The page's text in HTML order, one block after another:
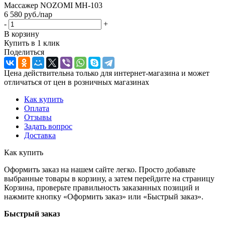
Массажер NOZOMI MH-103
6 580 руб./пар
-
+
В корзину
Купить в 1 клик
Поделиться
Цена действительна только для интернет-магазина и может
отличаться от цен в розничных магазинах
Как купить
Оплата
Отзывы
Задать вопрос
Доставка
Как купить
Оформить заказ на нашем сайте легко. Просто добавьте
выбранные товары в корзину, а затем перейдите на страницу
Корзина, проверьте правильность заказанных позиций и
нажмите кнопку «Оформить заказ» или «Быстрый заказ».
Быстрый заказ